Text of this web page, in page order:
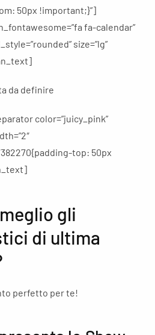
50px !important;}”]
fa-calendar”
size=”lg”
da definire
color=”juicy_pink”
top: 50px
gli
di ultima
perfetto per te!